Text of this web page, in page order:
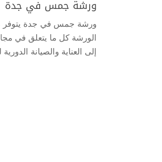
ورشة جمس في جدة
ورشة جمس في جدة يتوفر
الورشة كل ما يتعلق في
إلى العناية والصيانة